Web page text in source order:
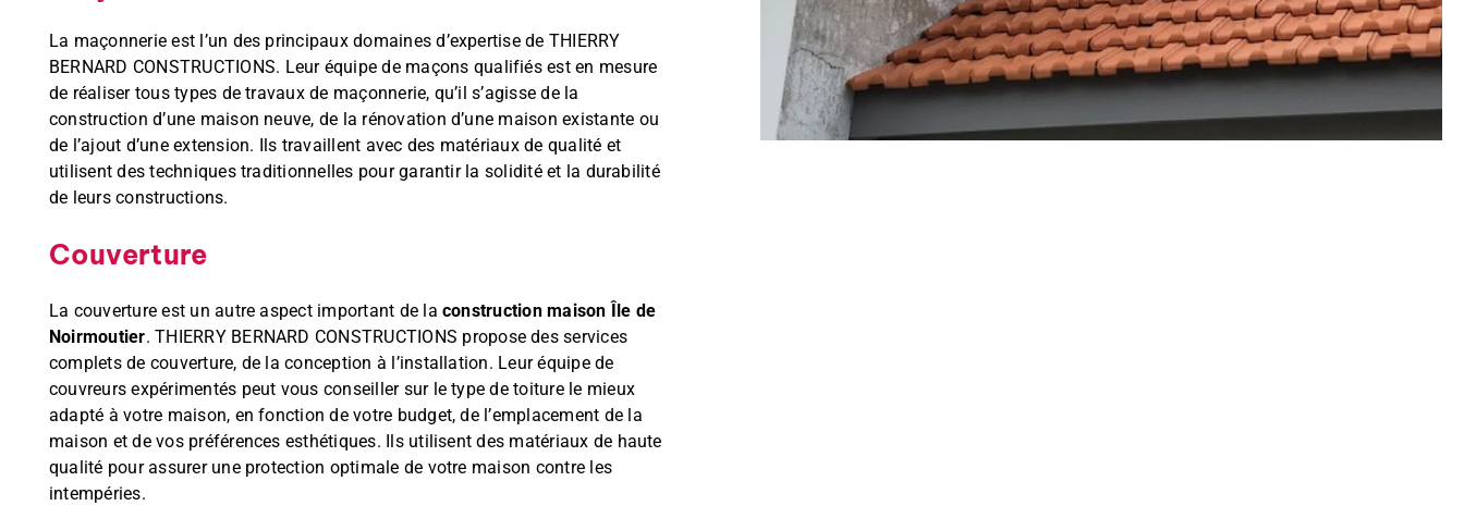
La maçonnerie est l’un des principaux domaines d’expertise de THIERRY
BERNARD CONSTRUCTIONS. Leur équipe de maçons qualifiés est en mesure
de réaliser tous types de travaux de maçonnerie, qu’il s’agisse de la
construction d’une maison neuve, de la rénovation d’une maison existante ou
de l’ajout d’une extension. Ils travaillent avec des matériaux de qualité et
utilisent des techniques traditionnelles pour garantir la solidité et la durabilité
de leurs constructions.
Couverture
La couverture est un autre aspect important de la construction maison Île de
Noirmoutier. THIERRY BERNARD CONSTRUCTIONS propose des services
complets de couverture, de la conception à l’installation. Leur équipe de
couvreurs expérimentés peut vous conseiller sur le type de toiture le mieux
adapté à votre maison, en fonction de votre budget, de l’emplacement de la
maison et de vos préférences esthétiques. Ils utilisent des matériaux de haute
qualité pour assurer une protection optimale de votre maison contre les
intempéries.